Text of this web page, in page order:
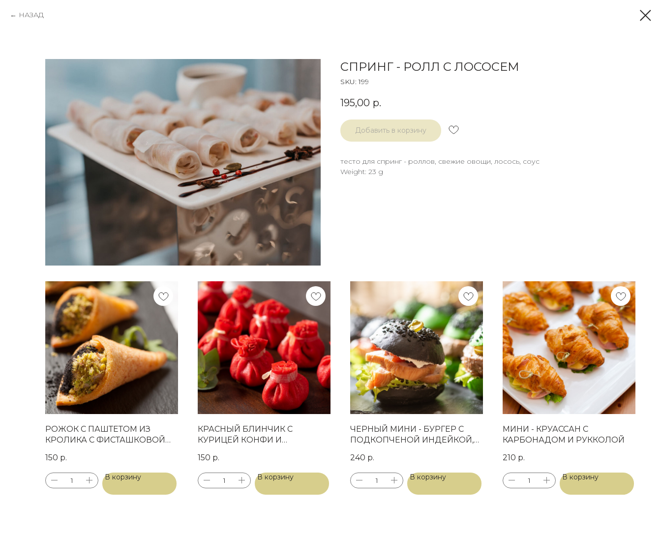
НАЗАД
СПРИНГ - РОЛЛ С ЛОСОСЕМ
SKU:199
195,00 р.
Добавить в корзину
тесто для спринг - роллов, свежие овощи, лосось, соус
Weight: 23 g
С ЭТИМ ТОВАРОМ ЗАКАЗЫВАЮТ
РОЖОК С ПАШТЕТОМ ИЗ
КРОЛИКА С ФИСТАШКОВОЙ
"БАРХАТОМ"
150 р.
В корзину
КРАСНЫЙ БЛИНЧИК С
КУРИЦЕЙ КОНФИ И
150 р.
В корзину
ЧЕРНЫЙ МИНИ - БУРГЕР С
ПОДКОПЧЕНОЙ ИНДЕЙКОЙ,
ЛИСТЬЯМИ САЛАТА И
ДОМАШНИМ СЫРОМ
240 р.
В корзину
МИНИ - КРУАССАН С
КАРБОНАДОМ И РУККОЛОЙ
210 р.
В корзину